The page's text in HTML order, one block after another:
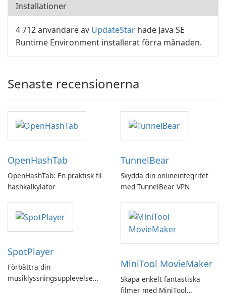
Installationer
4 712 användare av UpdateStar hade Java SE
Runtime Environment installerat förra månaden.
Senaste recensionerna
OpenHashTab
OpenHashTab: En praktisk fil-
hashkalkylator
TunnelBear
Skydda din onlineintegritet
med TunnelBear VPN
SpotPlayer
Förbättra din
musiklyssningsupplevelse
MiniTool MovieMaker
Skapa enkelt fantastiska
filmer med MiniTool